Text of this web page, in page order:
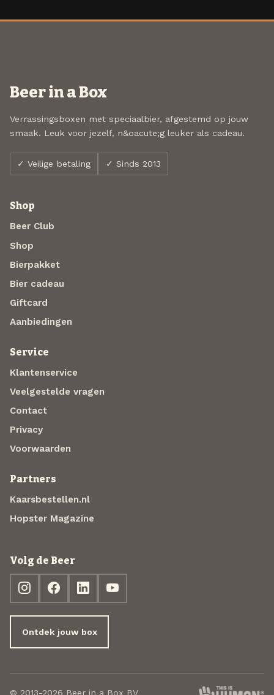
Beer in a Box
Verrassingsboxen met speciaalbier, afgestemd op jouw
smaak. Leuk voor jezelf, n&oacute;g leuker als cadeau.
✓ Veilige betaling ✓ Sinds 2013
Shop
Beer Club
Shop
Bierpakket
Bier cadeau
Giftcard
Aanbiedingen
Service
Klantenservice
Veelgestelde vragen
Contact
Privacy
Voorwaarden
Partners
Kaarsbestellen.nl
Hopster Magazine
Volg de Beer
Ontdek jouw box
© 2013-2026 Beer in a Box BV